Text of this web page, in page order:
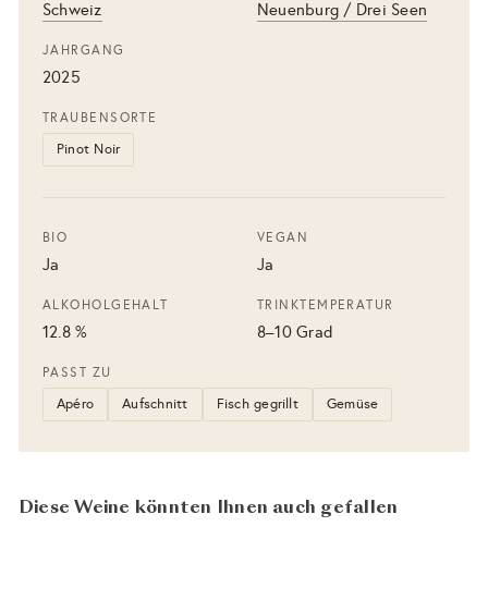
Schweiz Neuenburg / Drei Seen
JAHRGANG
2025
TRAUBENSORTE
Pinot Noir
BIO
Ja
VEGAN
Ja
ALKOHOLGEHALT
12.8 %
TRINKTEMPERATUR
8–10 Grad
PASST ZU
Apéro Aufschnitt Fisch gegrillt Gemüse
Diese Weine könnten Ihnen auch gefallen